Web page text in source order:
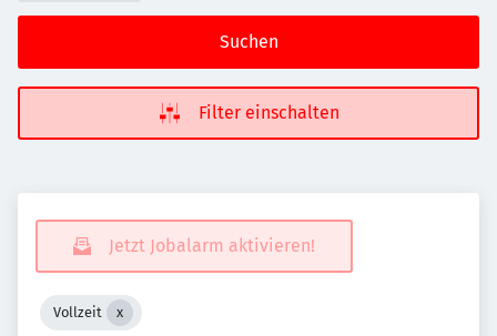
Suchen
Filter einschalten
Jetzt Jobalarm aktivieren!
Vollzeit